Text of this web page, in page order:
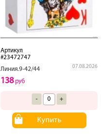
Артикул
#23472747
Линия.9-42/44
07.08.2026
138руб
- +
Купить